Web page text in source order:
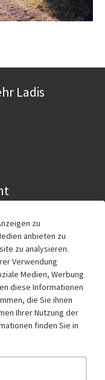
Ladis
zu
anbieten zu
zu analysieren.
Verwendung
Medien, Werbung
diese Informationen
die Sie ihnen
Ihrer Nutzung der
finden Sie in